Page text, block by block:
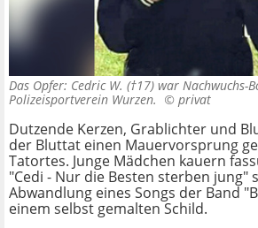
Das Opfer: Cedric W. (†17) war Nachwuchs-
Polizeisportverein Wurzen. © privat
Dutzende Kerzen, Grablichter und
der Bluttat einen Mauervorsprung
Tatortes. Junge Mädchen kauern
"Cedi - Nur die Besten sterben jung"
Abwandlung eines Songs der Band
einem selbst gemalten Schild.